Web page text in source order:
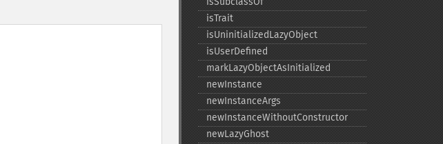
isTrait
isUninitializedLazyObject
isUserDefined
markLazyObjectAsInitialized
newInstance
newInstanceArgs
newInstanceWithoutConstructor
newLazyGhost